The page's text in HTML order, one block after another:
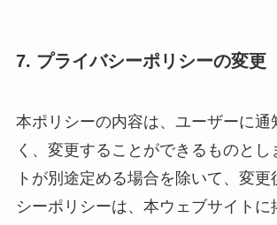
7. プライバシーポリシーの変更
本ポリシーの内容は、ユーザーに通
く、変更することができるものとし
トが別途定める場合を除いて、変
シーポリシーは、本ウェブサイトに